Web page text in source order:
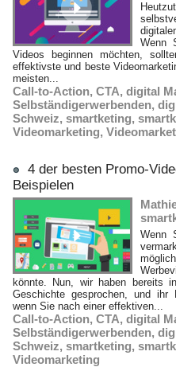
Wenn
Videos beginnen möchten,
effektivste und beste
meisten...
Call-to-Action, CTA, digital
Selbständigerwerbenden,
Schweiz, smartketing,
Videomarketing,
4 der besten Promo-
Beispielen
Wenn
könnte. Nun, wir haben bereits
Geschichte gesprochen, und
wenn Sie nach einer effektiven...
Call-to-Action, CTA, digital
Selbständigerwerbenden,
Schweiz, smartketing,
Videomarketing